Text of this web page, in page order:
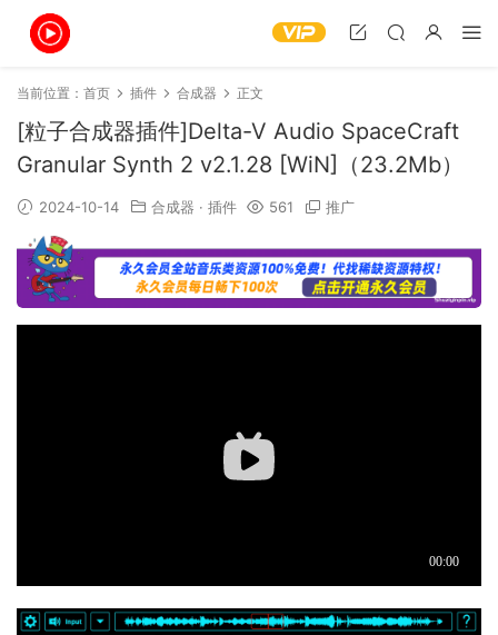
当前位置： 首页 插件 合成器 正文
[粒子合成器插件]Delta-V Audio SpaceCraft
Granular Synth 2 v2.1.28 [WiN]（23.2Mb）
2024-10-14 合成器 · 插件 561 推广